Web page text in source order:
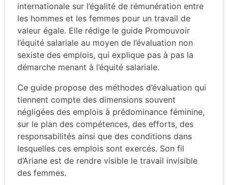
internationale sur l’égalité de rémunération entre
les hommes et les femmes pour un travail de
valeur égale. Elle rédige le guide Promouvoir
l’équité salariale au moyen de l’évaluation non
sexiste des emplois, qui explique pas à pas la
démarche menant à l’équité salariale.
Ce guide propose des méthodes d’évaluation qui
tiennent compte des dimensions souvent
négligées des emplois à prédominance féminine,
sur le plan des compétences, des efforts, des
responsabilités ainsi que des conditions dans
lesquelles ces emplois sont exercés. Son fil
d’Ariane est de rendre visible le travail invisible
des femmes.